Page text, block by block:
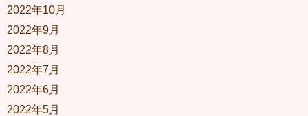
2022年10月
2022年9月
2022年8月
2022年7月
2022年6月
2022年5月